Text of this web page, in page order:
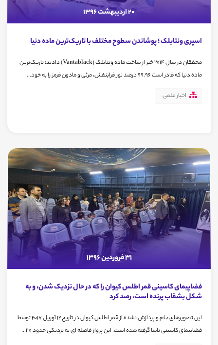
20 اردیبهشت 1396
اسپری ونتابلک ؛ پوشاندن سطوح مختلف با تاریک‌ترین ماده دنیا
محققان در سال ۲۰۱۴ خبر از ساخت ماده‌ ونتابلک (Vantablack) دادند؛ تاریک‌ترین
ماده‌ دنیا که قادر است 99.96 درصد نور فرابنفش، مرئی و مادون قرمز را به خود...
اخبار علمی
31 فروردین 1396
فضاپیمای کاسینی قمر اطلس کیوان را که در حال نزدیک شدن، و به
شکل بشقاب پرنده است، رصد کرد
این تصویرهای خام و پردازش نشده از قمر اطلس کیوان در تاریخ 12 آوریل 2017 توسط
فضاپیمای کاسینی ناسا گرفته شده است. این پرواز فاصله ای به نزدیکی حدود 110...